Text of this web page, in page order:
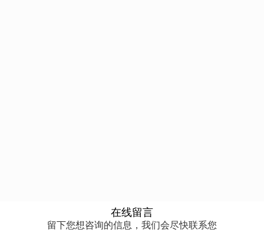
在线留言
留下您想咨询的信息，我们会尽快联系您